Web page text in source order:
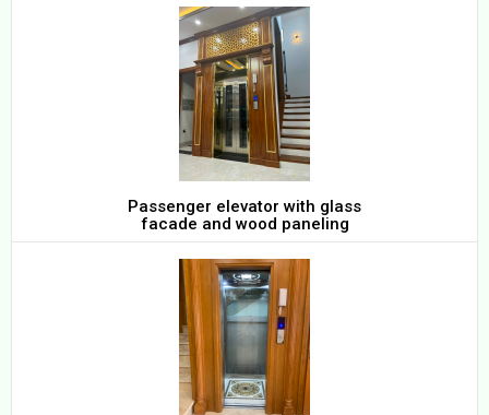
Passenger elevator with glass
facade and wood paneling